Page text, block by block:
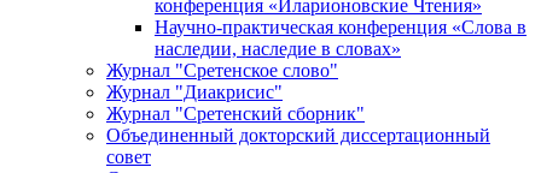
конференция «Иларионовские Чтения»
Научно-практическая конференция «Cлова в
наследии, наследие в словах»
Журнал "Сретенское слово"
Журнал "Диакрисис"
Журнал "Сретенский сборник"
Объединенный докторский диссертационный
совет